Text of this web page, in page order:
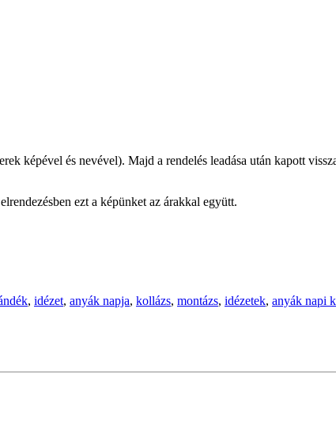
képével és nevével). Majd a rendelés leadása után kapott
ezt a képünket az árakkal együtt.
, idézet, anyák napja, kollázs, montázs, idézetek, anyák napi